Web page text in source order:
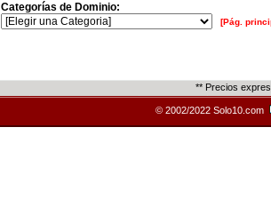
Categorías de Dominio:
[Pág.
** Precios
© 2002/2022 Solo10.com